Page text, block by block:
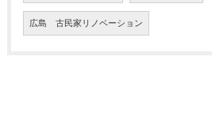
広島 古民家リノベーション